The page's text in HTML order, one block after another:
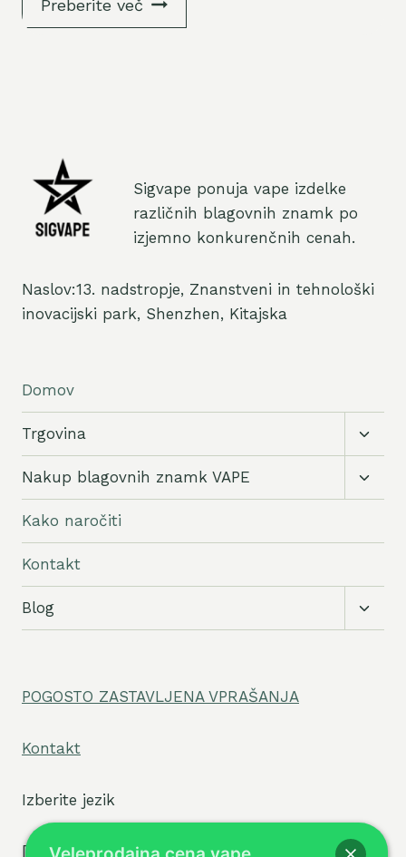
Preberite več
Sigvape ponuja vape izdelke
različnih blagovnih znamk po
izjemno konkurenčnih cenah.
Naslov:13. nadstropje, Znanstveni in tehnološki
inovacijski park, Shenzhen, Kitajska
Domov
Trgovina
Nakup blagovnih znamk VAPE
Kako naročiti
Kontakt
Blog
POGOSTO ZASTAVLJENA VPRAŠANJA
Kontakt
Izberite jezik
[tpe widget="select2/tpw_select2.php"]